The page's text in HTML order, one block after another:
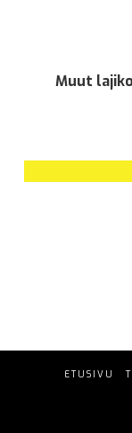
Muut
ETUSIVU